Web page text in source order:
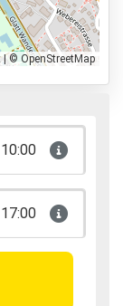
|© OpenStreetMap
10:00
17:00